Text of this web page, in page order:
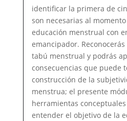
identificar la primera de
son necesarias al
educación menstrual con
emancipador.
tabú menstrual y podrás
consecuencias que puede
construcción de la
menstrua; el presente
herramientas
entender el objetivo de la